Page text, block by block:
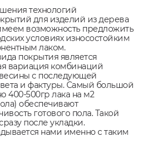
технологий
для изделий из дерева
возможность предложить
условиях износостойким
лаком.
покрытия является
вариация комбинаций
с последующей
и фактуры. Самый большой
400-500гр лака на м2
обеспечивают
готового пола. Такой
после укладки.
нами именно с таким